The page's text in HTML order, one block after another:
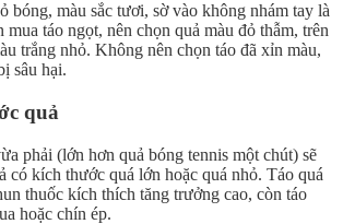
bóng, màu sắc tươi, sờ vào không nhám tay là
mua táo ngọt, nên chọn quả màu đỏ thẫm, trên
trắng nhỏ. Không nên chọn táo đã xỉn màu,
sâu hại.
quả
phải (lớn hơn quả bóng tennis một chút) sẽ
có kích thước quá lớn hoặc quá nhỏ. Táo quá
thuốc kích thích tăng trưởng cao, còn táo
hoặc chín ép.